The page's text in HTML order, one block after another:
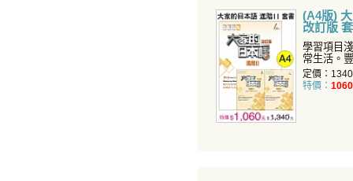
(A4版)
改訂版
學習項目
常生活。
面提升您
定價：
特價： 1060